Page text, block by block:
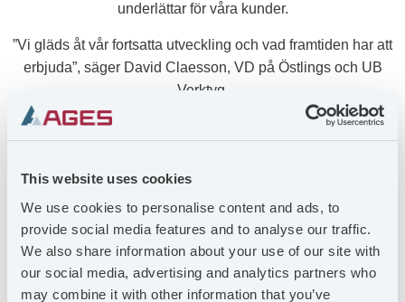
This website uses cookies
We use cookies to personalise content and ads, to
provide social media features and to analyse our traffic.
We also share information about your use of our site with
our social media, advertising and analytics partners who
may combine it with other information that you’ve
underlättar för våra kunder.
”Vi gläds åt vår fortsatta utveckling och vad framtiden har att
erbjuda”, säger David Claesson, VD på Östlings och UB
Verktyg.
Sedan oktober 2023 är Östlings en del av AGES-gruppen
med UB Verktyg, APM och A-Tooling.
AGES ENGINEERING SOLUTIONS
Affärsområdet omfattar konstruktion och tillverkning av
formverktyg, kontrollfixturer, prototyp och
småserietillverkning samt automatisering. Därtill erbjuder vi